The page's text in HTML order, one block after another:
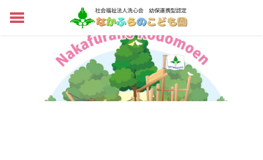
トップページ
施設概要
教育・保育方針
こども園の一日